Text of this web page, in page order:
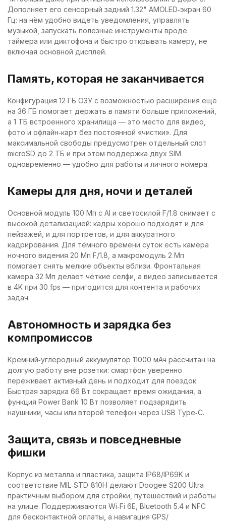
Дополняет его сенсорный задний 1.32" AMOLED‑экран 60
Гц: на нём удобно видеть уведомления, управлять
музыкой, запускать полезные инструменты вроде
таймера или диктофона и быстро открывать камеру, не
включая основной дисплей.
Память, которая не заканчивается
Конфигурация 12 ГБ ОЗУ с возможностью расширения ещё
на 36 ГБ помогает держать в памяти больше приложений,
а 1 ТБ встроенного хранилища — это место для видео,
фото и офлайн‑карт без постоянной «чистки». Для
максимальной свободы предусмотрен отдельный слот
microSD до 2 ТБ и при этом поддержка двух SIM
одновременно — удобно для работы и личного номера.
Камеры для дня, ночи и деталей
Основной модуль 100 Мп с AI и светосилой F/1.8 снимает с
высокой детализацией: кадры хорошо подходят и для
пейзажей, и для портретов, и для аккуратного
кадрирования. Для тёмного времени суток есть камера
ночного видения 20 Мп F/1.8, а макромодуль 2 Мп
помогает снять мелкие объекты вблизи. Фронтальная
камера 32 Мп делает чёткие селфи, а видео записывается
в 4K при 30 fps — пригодится для контента и рабочих
задач.
Автономность и зарядка без
компромиссов
Кремний‑углеродный аккумулятор 11000 мАч рассчитан на
долгую работу вне розетки: смартфон уверенно
переживает активный день и подходит для поездок.
Быстрая зарядка 66 Вт сокращает время ожидания, а
функция Power Bank 10 Вт позволяет подзарядить
наушники, часы или второй телефон через USB Type‑C.
Защита, связь и повседневные
фишки
Корпус из металла и пластика, защита IP68/IP69K и
соответствие MIL‑STD‑810H делают Doogee S200 Ultra
практичным выбором для стройки, путешествий и работы
на улице. Поддерживаются Wi‑Fi 6E, Bluetooth 5.4 и NFC
для бесконтактной оплаты, а навигация GPS/